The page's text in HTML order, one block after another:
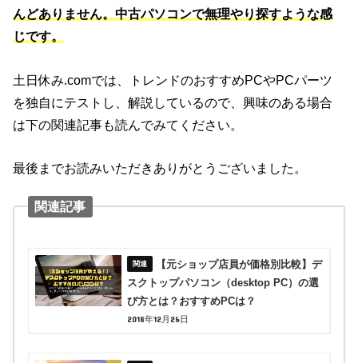
んどありません。中古パソコンで無理やり探すような感
じです。
土日休み.comでは、トレンドのおすすめPCやPCパーツ
を独自にテストし、解説しているので、興味のある場合
は下の関連記事も読んでみてください。
最後までお読みいただきありがとうございました。
関連記事
【元ショップ店員が価格別比較】デ
スクトップパソコン（desktop PC）の選
び方とは？おすすめPCは？
2018年12月26日